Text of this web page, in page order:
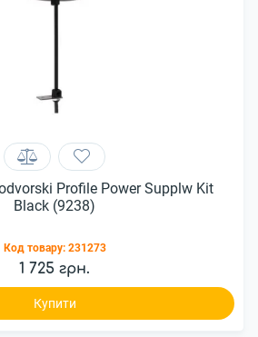
Profile Power Supplw Kit
Black (9238)
Код товару: 231273
1 725 грн.
Купити